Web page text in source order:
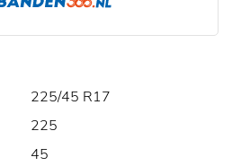
225/45 R17
225
45